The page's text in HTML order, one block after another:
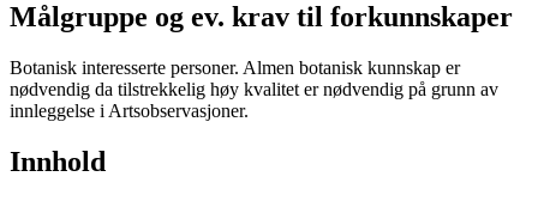
Målgruppe og ev. krav til forkunnskaper
Botanisk interesserte personer. Almen botanisk kunnskap er
nødvendig da tilstrekkelig høy kvalitet er nødvendig på grunn av
innleggelse i Artsobservasjoner.
Innhold